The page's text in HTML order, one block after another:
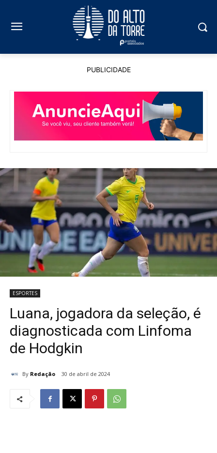
PUBLICIDADE
ESPORTES
Luana, jogadora da seleção, é
diagnosticada com Linfoma
de Hodgkin
By Redação 30 de abril de 2024